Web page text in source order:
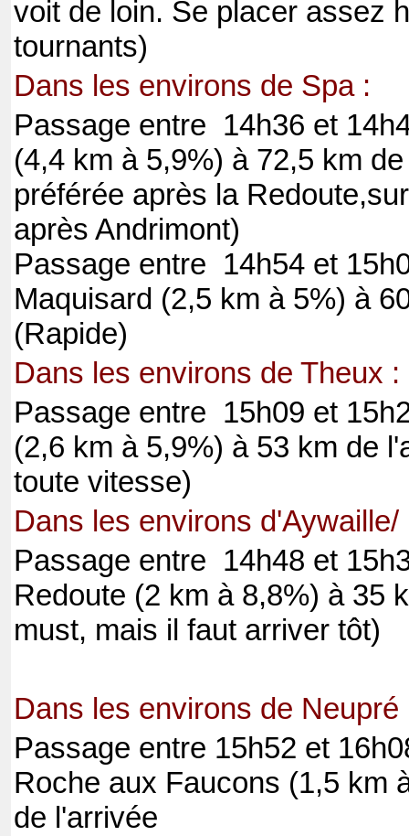
voit de loin. Se placer assez
tournants)
Dans les environs de Spa :
Passage entre 14h36 et
(4,4 km à 5,9%) à 72,5 km
préférée après la
après Andrimont)
Passage entre 14h54 et
Maquisard (2,5 km à 5%) à
(Rapide)
Dans les environs de Theux :
Passage entre 15h09 et
(2,6 km à 5,9%) à 53 km de
toute vitesse)
Dans les environs
Passage entre 14h48 et
Redoute (2 km à 8,8%) à 35
must, mais il faut arriver tôt)
Dans les environs de Neupré
Passage entre 15h52 et
Roche aux Faucons (1,5 km
de l'arrivée